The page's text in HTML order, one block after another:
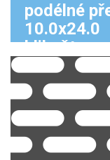
podélné
10.0x24.0
klikněte